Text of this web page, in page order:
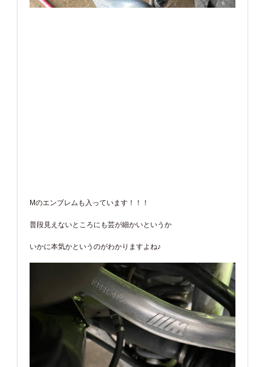
Mのエンブレムも入っています！！！
普段見えないところにも芸が細かいというか
いかに本気かというのがわかりますよね♪